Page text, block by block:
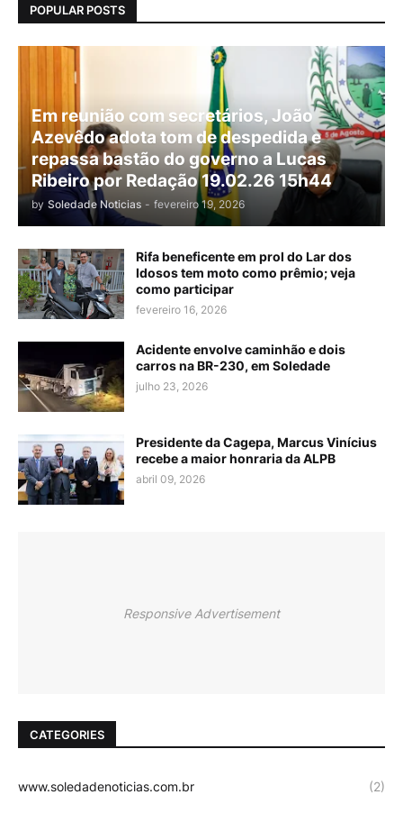
POPULAR POSTS
Em reunião com secretários, João
Azevêdo adota tom de despedida e
repassa bastão do governo a Lucas
Ribeiro por Redação 19.02.26 15h44
by Soledade Noticias - fevereiro 19, 2026
Rifa beneficente em prol do Lar dos
Idosos tem moto como prêmio; veja
como participar
fevereiro 16, 2026
Acidente envolve caminhão e dois
carros na BR-230, em Soledade
julho 23, 2026
Presidente da Cagepa, Marcus Vinícius
recebe a maior honraria da ALPB
abril 09, 2026
Responsive Advertisement
CATEGORIES
www.soledadenoticias.com.br (2)